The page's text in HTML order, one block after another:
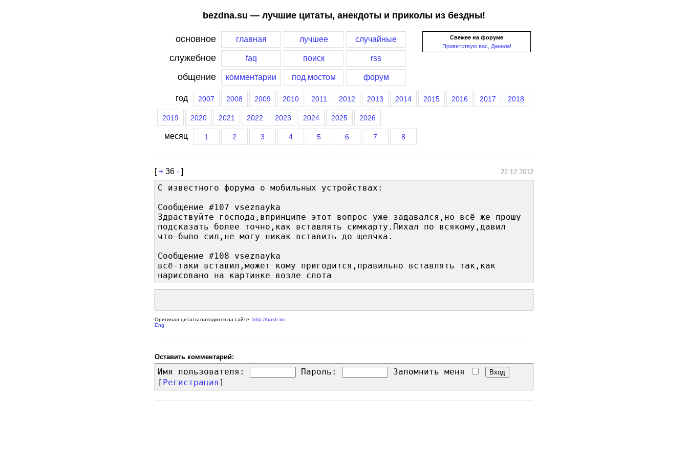
bezdna.su — лучшие цитаты, анекдоты и приколы из бездны!
Свежее на форуме
Приветствую вас, Данила!
основное главная лучшее случайные
служебное faq поиск rss
общение комментарии под мостом форум
год 2007 2008 2009 2010 2011 2012 2013 2014 2015 2016 2017 2018
2019 2020 2021 2022 2023 2024 2025 2026
месяц 1 2 3 4 5 6 7 8
[+ 36 - ] 22.12.2012
С известного форума о мобильных устройствах:
Сообщение #107 vseznayka
Здраствуйте господа,впринципе этот вопрос уже задавался,но всё же прошу
подсказать более точно,как вставлять симкарту.Пихал по всякому,давил
что-было сил,не могу никак вставить до щелчка.
Сообщение #108 vseznayka
всё-таки вставил,может кому пригодится,правильно вставлять так,как
нарисовано на картинке возле слота
Оригинал цитаты находится на сайте: http://bash.im
Eng
Оставить комментарий:
Имя пользователя: Пароль:
Запомнить меня
[ Регистрация ]